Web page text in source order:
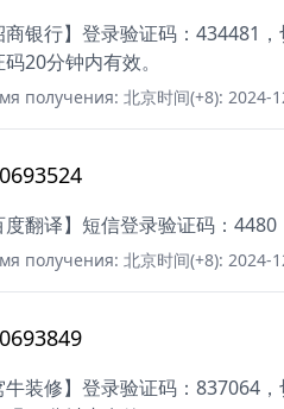
商银行】登录验证码：434481
20分钟内有效。
получения: 北京时间(+8): 2024-
度翻译】短信登录验证码：
получения: 北京时间(+8): 2024-
牛装修】登录验证码：837064